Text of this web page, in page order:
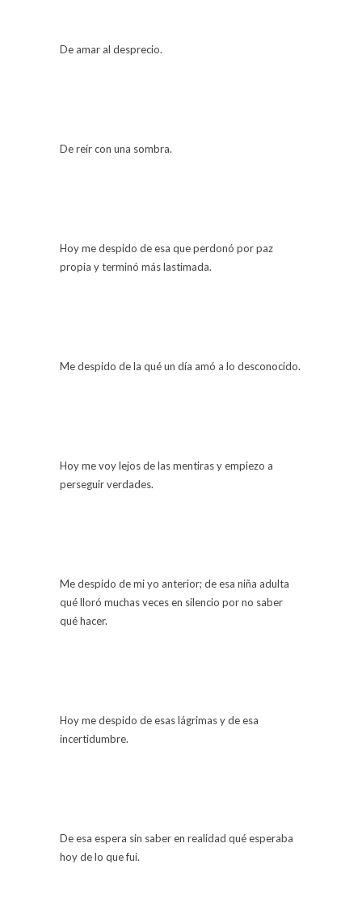
De amar al desprecio.
De reír con una sombra.
Hoy me despido de esa que perdonó por paz
propia y terminó más lastimada.
Me despido de la qué un día amó a lo desconocido.
Hoy me voy lejos de las mentiras y empiezo a
perseguir verdades.
Me despido de mi yo anterior; de esa niña adulta
qué lloró muchas veces en silencio por no saber
qué hacer.
Hoy me despido de esas lágrimas y de esa
incertidumbre.
De esa espera sin saber en realidad qué esperaba
hoy de lo que fui.